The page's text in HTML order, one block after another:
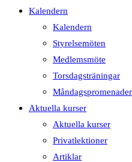
Kalendern
Kalendern
Styrelsemöten
Medlemsmöte
Torsdagsträningar
Måndagspromenader
Aktuella kurser
Aktuella kurser
Privatlektioner
Artiklar